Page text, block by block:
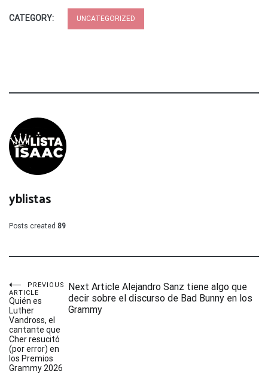
CATEGORY: UNCATEGORIZED
yblistas
Posts created 89
Navegación
de
entradas
PREVIOUS
ARTICLE
Quién es
Luther
Vandross, el
cantante que
Cher resucitó
(por error) en
los Premios
Grammy 2026
Next Article Alejandro Sanz tiene algo que
decir sobre el discurso de Bad Bunny en los
Grammy